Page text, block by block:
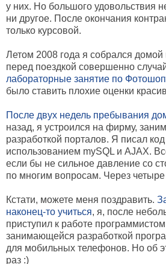
у них. Но большого удовольствия
ни другое. После окончания
только курсовой.
Летом 2008 года я собрался домой
перед поездкой совершенно
лабораторные занятие по
было ставить плохие оценки
После двух недель пребывания
назад, я устроился на фирму,
разработкой порталов. Я писал
использованием mySQL и AJAX.
если бы не сильное давление со
по многим вопросам. Через
Кстати, можете меня поздравить.
наконец-то учиться, я, после
приступил к работе
занимающейся разработкой
для мобильных телефонов. Но об
раз :)